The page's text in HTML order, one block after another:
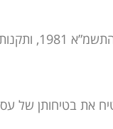
את בטיחותן